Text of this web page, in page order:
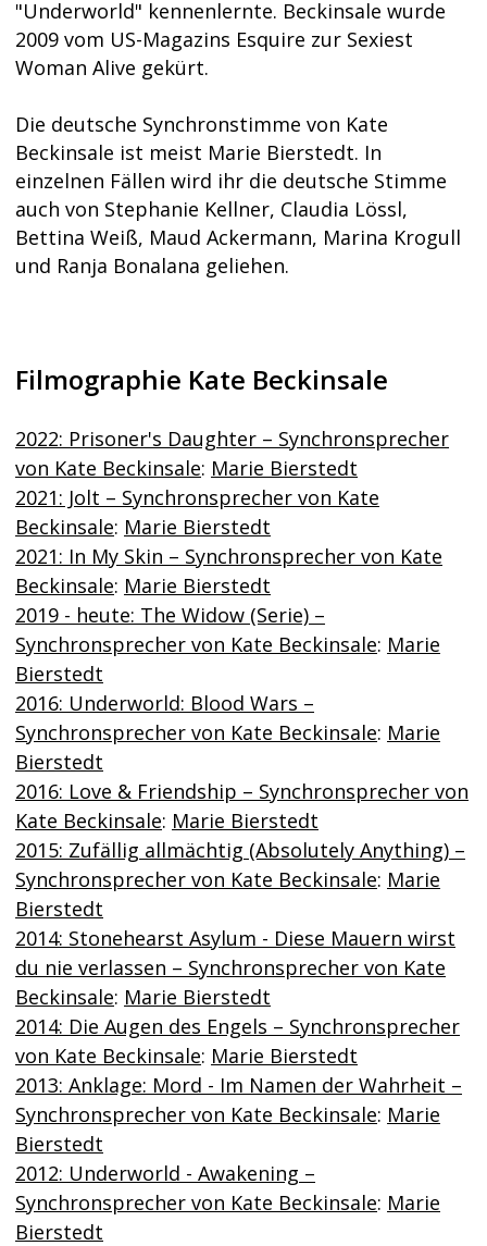
"Underworld" kennenlernte. Beckinsale wurde
2009 vom US-Magazins Esquire zur Sexiest
Woman Alive gekürt.
Die deutsche Synchronstimme von Kate
Beckinsale ist meist Marie Bierstedt. In
einzelnen Fällen wird ihr die deutsche Stimme
auch von Stephanie Kellner, Claudia Lössl,
Bettina Weiß, Maud Ackermann, Marina Krogull
und Ranja Bonalana geliehen.
Filmographie Kate Beckinsale
2022: Prisoner's Daughter – Synchronsprecher
von Kate Beckinsale: Marie Bierstedt
2021: Jolt – Synchronsprecher von Kate
Beckinsale: Marie Bierstedt
2021: In My Skin – Synchronsprecher von Kate
Beckinsale: Marie Bierstedt
2019 - heute: The Widow (Serie) –
Synchronsprecher von Kate Beckinsale: Marie
Bierstedt
2016: Underworld: Blood Wars –
Synchronsprecher von Kate Beckinsale: Marie
Bierstedt
2016: Love & Friendship – Synchronsprecher von
Kate Beckinsale: Marie Bierstedt
2015: Zufällig allmächtig (Absolutely Anything) –
Synchronsprecher von Kate Beckinsale: Marie
Bierstedt
2014: Stonehearst Asylum - Diese Mauern wirst
du nie verlassen – Synchronsprecher von Kate
Beckinsale: Marie Bierstedt
2014: Die Augen des Engels – Synchronsprecher
von Kate Beckinsale: Marie Bierstedt
2013: Anklage: Mord - Im Namen der Wahrheit –
Synchronsprecher von Kate Beckinsale: Marie
Bierstedt
2012: Underworld - Awakening –
Synchronsprecher von Kate Beckinsale: Marie
Bierstedt